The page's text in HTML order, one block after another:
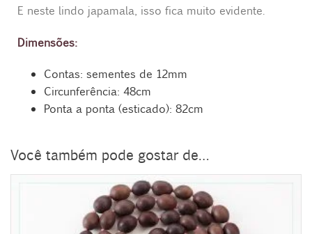
E neste lindo japamala, isso fica muito evidente.
Dimensões:
Contas: sementes de 12mm
Circunferência: 48cm
Ponta a ponta (esticado): 82cm
Você também pode gostar de…